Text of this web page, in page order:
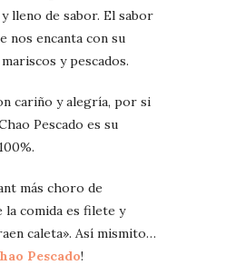
lleno de sabor. El sabor
nos encanta con su
y pescados.
cariño y alegría, por si
Pescado es su
más choro de
la comida es filete y
caleta». Así mismito…
Pescado!